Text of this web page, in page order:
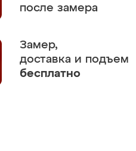
после замера
Замер,
доставка и подъем
бесплатно